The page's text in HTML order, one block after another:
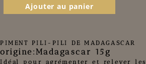
Ajouter au panier
PIMENT PILI-PILI DE MADAGASCAR
origine:Madagascar 15g
Idéal pour agrémenter et relever